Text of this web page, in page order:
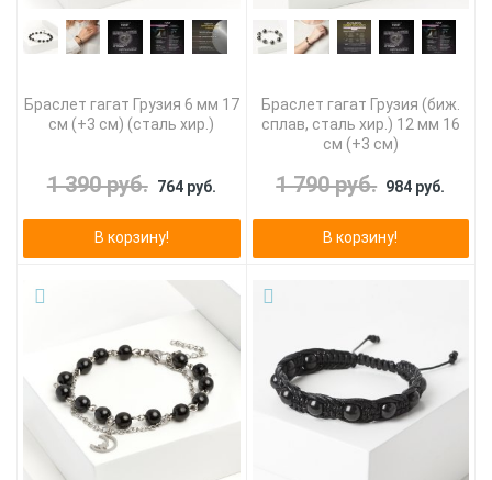
Браслет гагат Грузия 6 мм 17
см (+3 см) (сталь хир.)
1 390 руб. 764 руб.
В корзину!
Браслет гагат Грузия (биж.
сплав, сталь хир.) 12 мм 16
см (+3 см)
1 790 руб. 984 руб.
В корзину!